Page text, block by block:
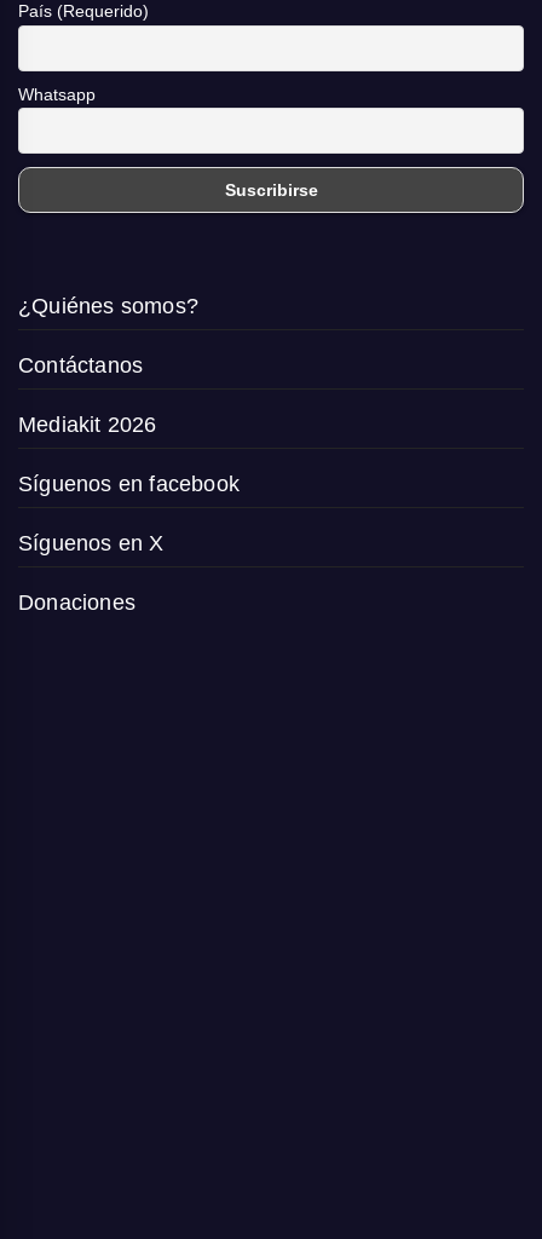
País (Requerido)
Whatsapp
¿Quiénes somos?
Contáctanos
Mediakit 2026
Síguenos en facebook
Síguenos en X
Donaciones